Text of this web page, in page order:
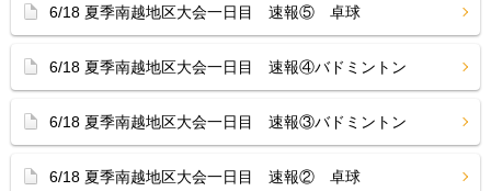
6/18 夏季南越地区大会一日目 速報⑤ 卓球
6/18 夏季南越地区大会一日目 速報④バドミントン
6/18 夏季南越地区大会一日目 速報③バドミントン
6/18 夏季南越地区大会一日目 速報② 卓球